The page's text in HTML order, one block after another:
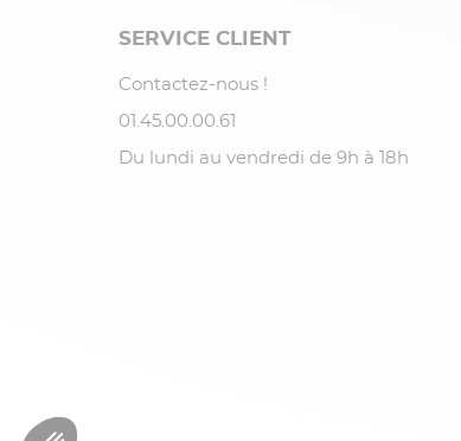
SERVICE CLIENT
Contactez-nous !
01.45.00.00.61
Du lundi au vendredi de 9h à 18h